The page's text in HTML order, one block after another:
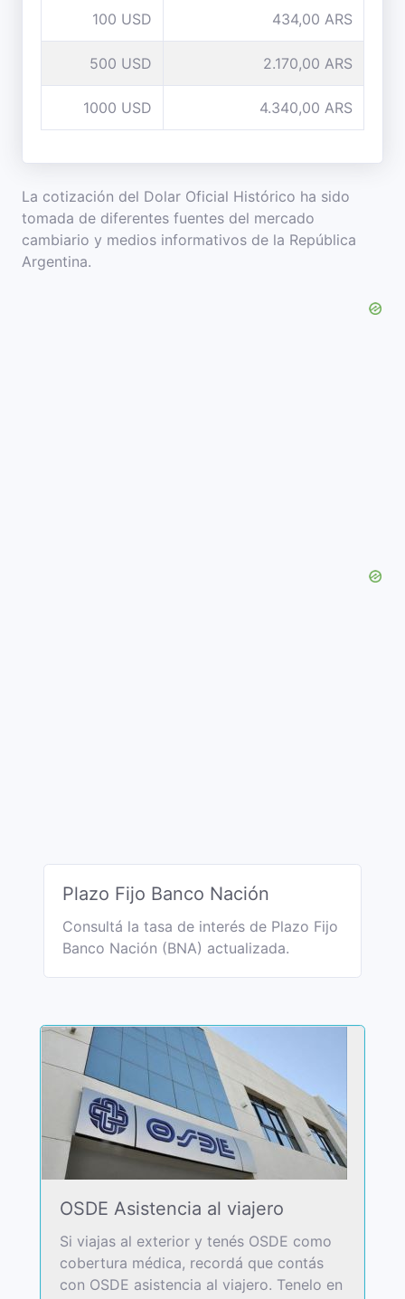
100 USD 434,00 ARS
500 USD 2.170,00 ARS
1000 USD 4.340,00 ARS
La cotización del Dolar Oficial Histórico ha sido
tomada de diferentes fuentes del mercado
cambiario y medios informativos de la República
Argentina.
Plazo Fijo Banco Nación
Consultá la tasa de interés de Plazo Fijo
Banco Nación (BNA) actualizada.
OSDE Asistencia al viajero
Si viajas al exterior y tenés OSDE como
cobertura médica, recordá que contás
con OSDE asistencia al viajero. Tenelo en